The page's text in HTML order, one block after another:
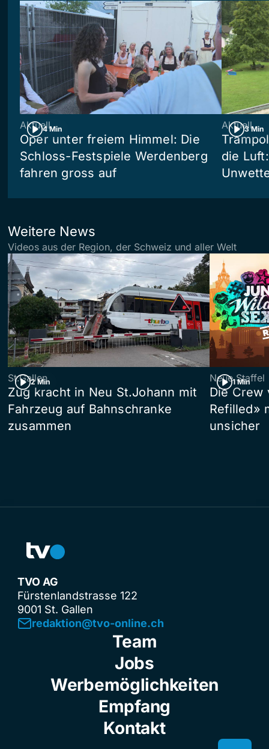
4 Min
Aktuell
Oper unter freiem Himmel: Die
Schloss-Festspiele Werdenberg
fahren gross auf
3 Min
Aktuell
die
Weitere News
Videos aus der Region, der Schweiz und aller Welt
2 Min
St.Gallen
Zug kracht in Neu St.Johann mit
Fahrzeug auf Bahnschranke
zusammen
1 Min
Neue Staffel
Die Crew
Refilled»
unsicher
TVO AG
Fürstenlandstrasse 122
9001 St. Gallen
redaktion@tvo-online.ch
Team
Jobs
Werbemöglichkeiten
Empfang
Kontakt